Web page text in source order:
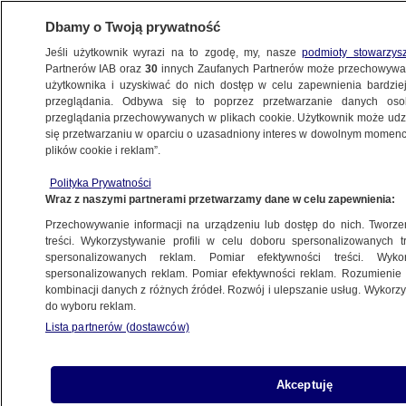
SZCZECIN
godzin opóźnienia "Podhalanina"
Oprac.Natalia Grzybowska
4.06.2026, 12:12
Posłuchaj artykułu
Czyta lektor AI
Dbamy o Twoją prywatność
Jeśli użytkownik wyrazi na to zgodę, my, naszepodmioty
Partnerów IAB oraz30 innych Zaufanych Partnerów może
użytkownika i uzyskiwać do nich dostęp w celu zapewnienia
przeglądania. Odbywa się to poprzez przetwarzanie danych
przeglądania przechowywanych w plikach cookie. Użytkownik może
się przetwarzaniu w oparciu o uzasadniony interes w dowolnym
plików cookie i reklam”.
Polityka Prywatności
Wraz z naszymi partnerami przetwarzamy dane w celu zapewnienia:
Przechowywanie informacji na urządzeniu lub dostęp do nich.
treści. Wykorzystywanie profili w celu doboru spersonalizowanych
spersonalizowanych reklam. Pomiar efektywności treści.
spersonalizowanych reklam. Pomiar efektywności reklam.
kombinacji danych z różnych źródeł. Rozwój i ulepszanie usług.
do wyboru reklam.
Lista partnerów (dostawców)
Akceptuję